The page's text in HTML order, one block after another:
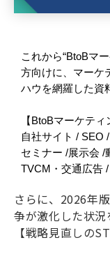
これから“BtoBマ
方向けに、マーケ
ハウを網羅した資
【BtoBマーケティ
自社サイト / SEO
セミナー /展示会 /
TVCM・交通広告
さらに、2026年
争が激化した状況
【戦略見直しの